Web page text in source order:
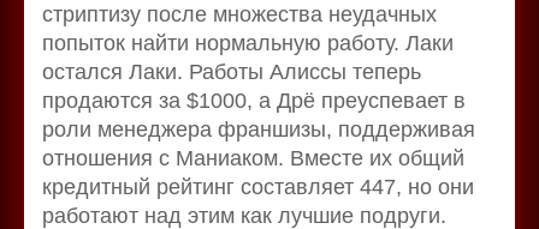
стриптизу после множества неудачных
попыток найти нормальную работу. Лаки
остался Лаки. Работы Алиссы теперь
продаются за $1000, а Дрё преуспевает в
роли менеджера франшизы, поддерживая
отношения с Маниаком. Вместе их общий
кредитный рейтинг составляет 447, но они
работают над этим как лучшие подруги.